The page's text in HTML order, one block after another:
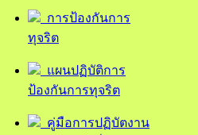
การป้องกันการ
ทุจริต
แผนปฏิบัติการ
ป้องกันการทุจริต
คู่มือการปฏิบัตงาน